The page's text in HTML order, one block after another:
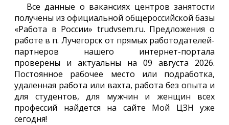
Все данные о вакансиях центров занятости
получены из официальной общероссийской базы
«Работа в России» trudvsem.ru. Предложения о
работе в п. Лучегорск от прямых работодателей-
партнеров нашего интернет-портала
проверены и актуальны на 09 августа 2026.
Постоянное рабочее место или подработка,
удаленная работа или вахта, работа без опыта и
для студентов, для мужчин и женщин всех
профессий найдется на сайте Мой ЦЗН уже
сегодня!